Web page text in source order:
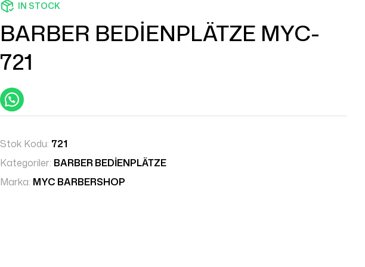
IN STOCK
BARBER BEDİENPLÄTZE MYC-
721
Stok Kodu: 721
Kategoriler: BARBER BEDİENPLÄTZE
Marka: MYC BARBERSHOP